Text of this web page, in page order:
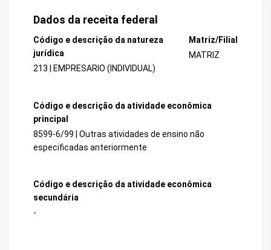
Dados da receita federal
Código e descrição da natureza
jurídica
213 | EMPRESARIO (INDIVIDUAL)
Matriz/Filial
MATRIZ
Código e descrição da atividade econômica
principal
8599-6/99 | Outras atividades de ensino não
especificadas anteriormente
Código e descrição da atividade econômica
secundária
-